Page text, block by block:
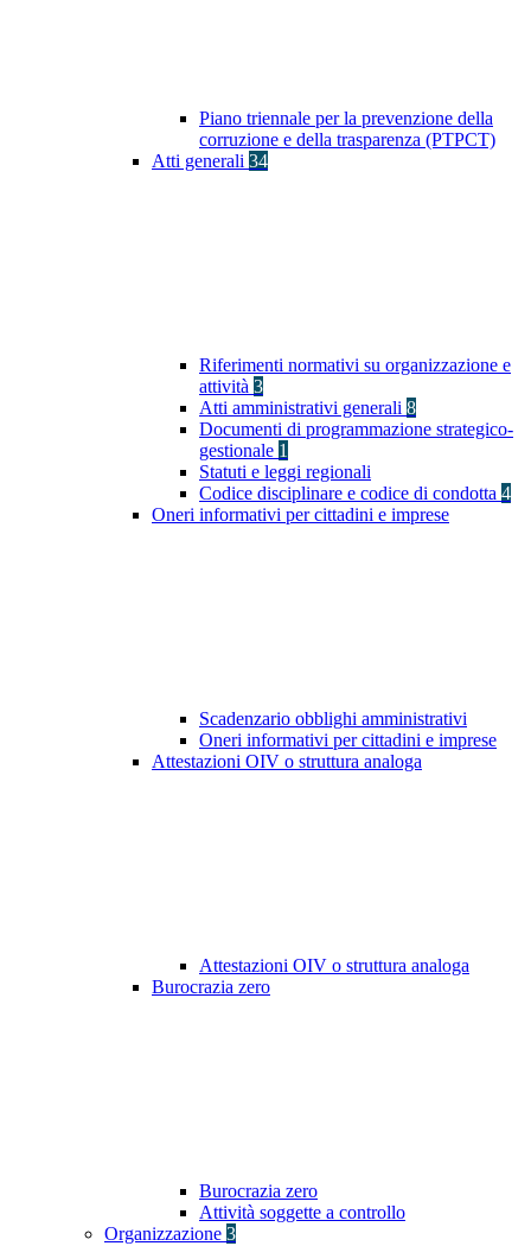
Piano triennale per la prevenzione della
corruzione e della trasparenza (PTPCT)
Atti generali 34
Riferimenti normativi su organizzazione e
attività 3
Atti amministrativi generali 8
Documenti di programmazione strategico-
gestionale 1
Statuti e leggi regionali
Codice disciplinare e codice di condotta 4
Oneri informativi per cittadini e imprese
Scadenzario obblighi amministrativi
Oneri informativi per cittadini e imprese
Attestazioni OIV o struttura analoga
Attestazioni OIV o struttura analoga
Burocrazia zero
Burocrazia zero
Attività soggette a controllo
Organizzazione 3